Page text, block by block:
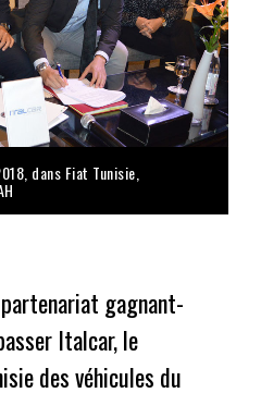
dans Fiat Tunisie
gagnant-
Italcar, le
des véhicules du